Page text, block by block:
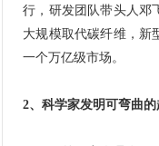
行，研发团队带头人邓
大规模取代碳纤维，新
一个万亿级市场。
2、科学家发明可弯曲